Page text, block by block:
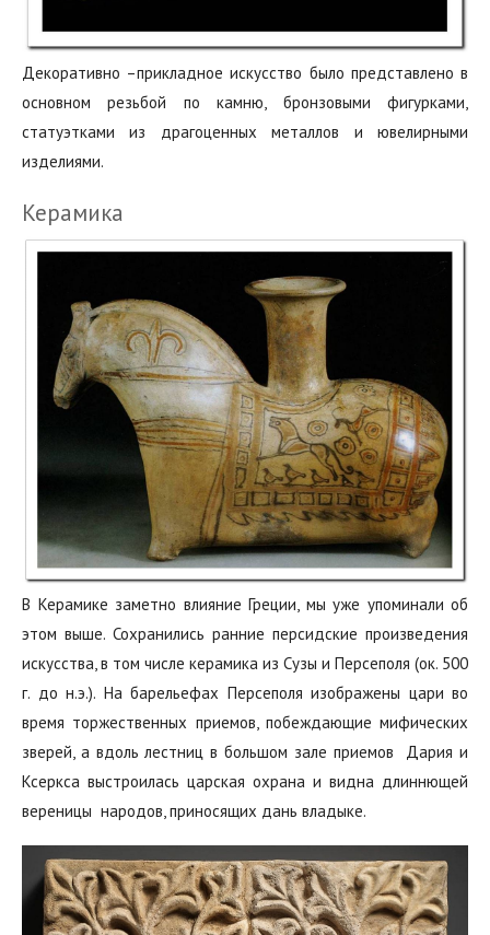
Декоративно‭ –‬прикладное искусство было представлено в
основном резьбой по камню,‭ ‬бронзовыми фигурками,‭
‬статуэтками из драгоценных металлов и ювелирными
изделиями.‭ ‬
Керамика
В Керамике заметно влияние Греции, мы уже упоминали об
этом выше. Сохранились ранние персидские произведения
искусства, в том числе керамика из Сузы и Персеполя (ок. 500
г. до н.э.). На барельефах Персеполя изображены цари во
время торжественных приемов, ‬побеждающие мифических
зверей,‭ ‬а вдоль лестниц в большом зале приемов ‭ ‬Дария и
Ксеркса выстроилась царская охрана и видна длиннющей‭
‬вереницы‭ ‬ народов,‭ ‬приносящих дань владыке.